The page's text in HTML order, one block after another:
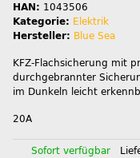
HAN: 1043506
Kategorie: Elektrik
Hersteller: Blue Sea
KFZ-Flachsicherung mit
durchgebrannter
im Dunkeln leicht
20A
Sofort verfügbar